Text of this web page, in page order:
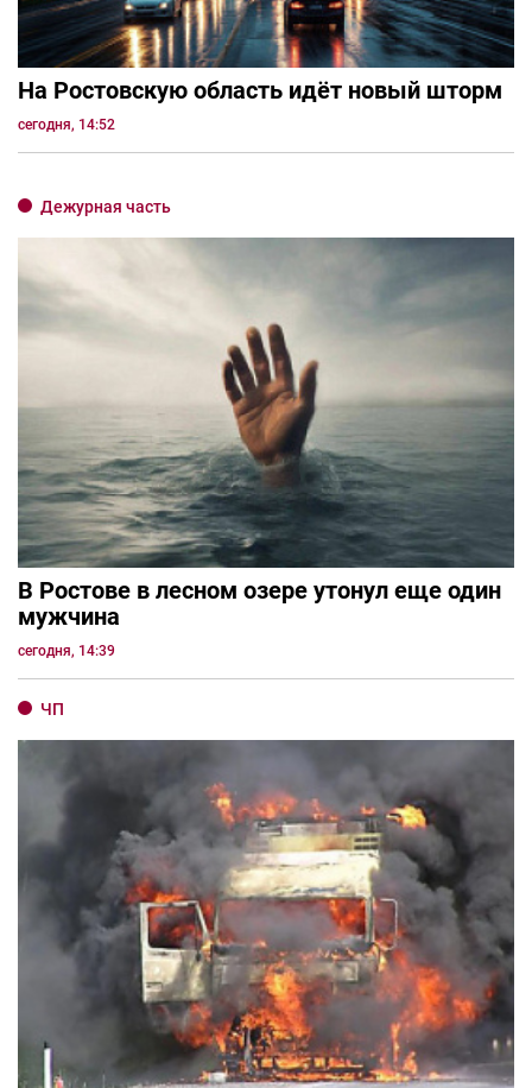
На Ростовскую область идёт новый шторм
сегодня, 14:52
Дежурная часть
В Ростове в лесном озере утонул еще один
мужчина
сегодня, 14:39
ЧП